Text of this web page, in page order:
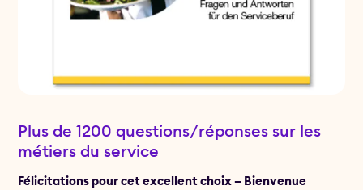
Plus de 1200 questions/réponses sur les
métiers du service
Félicitations pour cet excellent choix – Bienvenue